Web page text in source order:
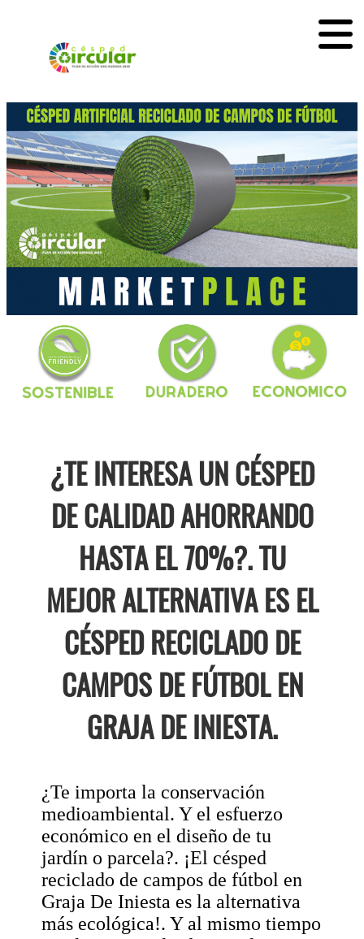
¿TE INTERESA UN CÉSPED
DE CALIDAD AHORRANDO
HASTA EL 70%?. TU
MEJOR ALTERNATIVA ES EL
CÉSPED RECICLADO DE
CAMPOS DE FÚTBOL EN
GRAJA DE INIESTA.
¿Te importa la conservación
medioambiental. Y el esfuerzo
económico en el diseño de tu
jardín o parcela?. ¡El césped
reciclado de campos de fútbol en
Graja De Iniesta es la alternativa
más ecológica!. Y al mismo tiempo